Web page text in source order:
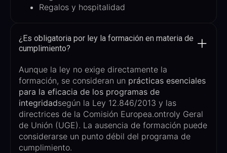
Regalos y hospitalidad
¿Es obligatoria por ley la formación en materia de
cumplimiento?
Aunque la ley no exige directamente la
formación, se consideran un prácticas esenciales
para la eficacia de los programas de
integridadsegún la Ley 12.846/2013 y las
directrices de la Comisión Europea.ontroly Geral
de Unión (UGE). La ausencia de formación puede
considerarse un punto débil del programa de
cumplimiento.